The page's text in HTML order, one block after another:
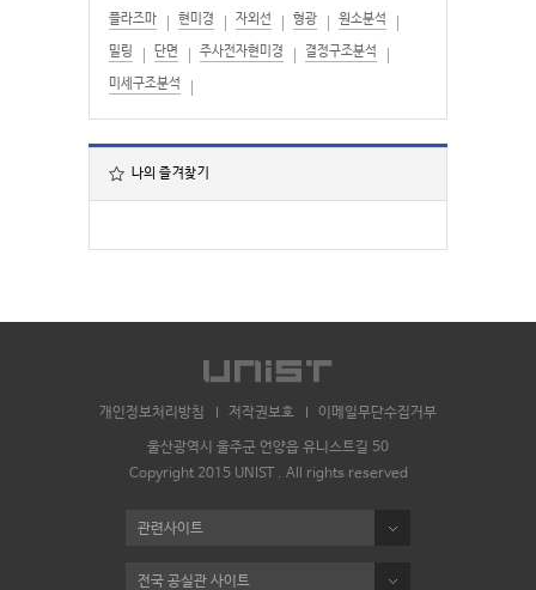
플라즈마 현미경 자외선 형광 원소분석
밀링 단면 주사전자현미경 결정구조분석
미세구조분석
나의 즐겨찾기
개인정보처리방침 저작권보호 이메일무단수집거부
울산광역시 울주군 언양읍 유니스트길 50
Copyright 2015 UNIST . All rights reserved
관련사이트
전국 공실관 사이트